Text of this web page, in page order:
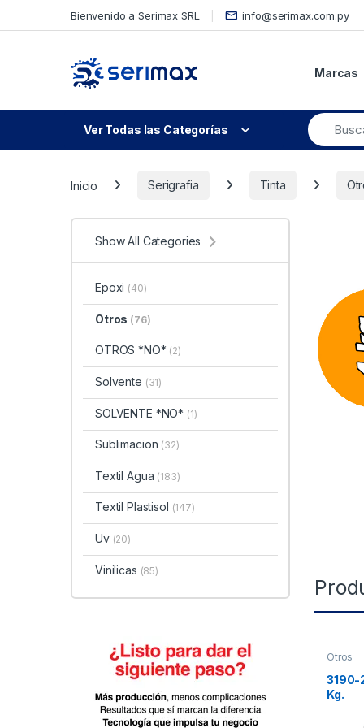
Bienvenido a Serimax SRL info@serimax.com.py
Marcas
Ver Todas las Categorías
Inicio Serigrafia Tinta
Otros
3190-
Kg.
Show All Categories
Epoxi (40)
Otros (76)
OTROS *NO* (2)
Solvente (31)
SOLVENTE *NO* (1)
Sublimacion (32)
Textil Agua (183)
Textil Plastisol (147)
Uv (20)
Vinilicas (85)